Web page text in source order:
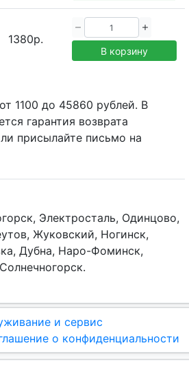
1380р.
В корзину
1100 до 45860 рублей. В
гарантия возврата
присылайте письмо на
Электросталь, Одинцово,
Жуковский, Ногинск,
Дубна, Наро-Фоминск,
и сервис
о конфиденциальности